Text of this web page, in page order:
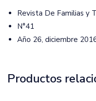
Revista De Familias y
N°41
Año 26, diciembre
Productos